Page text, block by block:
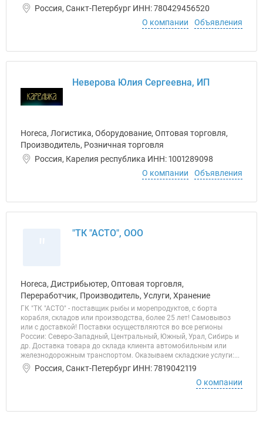
Россия, Санкт-Петербург ИНН: 780429456520
О компании
Объявления
Неверова Юлия Сергеевна, ИП
Horeca, Логистика, Оборудование, Оптовая торговля,
Производитель, Розничная торговля
Россия, Карелия республика ИНН: 1001289098
О компании
Объявления
"ТК "АСТО", ООО
Horeca, Дистрибьютер, Оптовая торговля,
Переработчик, Производитель, Услуги, Хранение
ГК "ТК "АСТО" - поставщик рыбы и морепродуктов, с борта
корабля, складов или производства, более 25 лет! Самовывоз
или с доставкой! Поставки осуществляются во все регионы
России: Северо-Западный, Центральный, Южный, Урал, Сибирь и
др. Доставка товара до склада клиента автомобильным или
железнодорожным транспортом. Оказываем складские услуги:...
Россия, Санкт-Петербург ИНН: 7819042119
О компании